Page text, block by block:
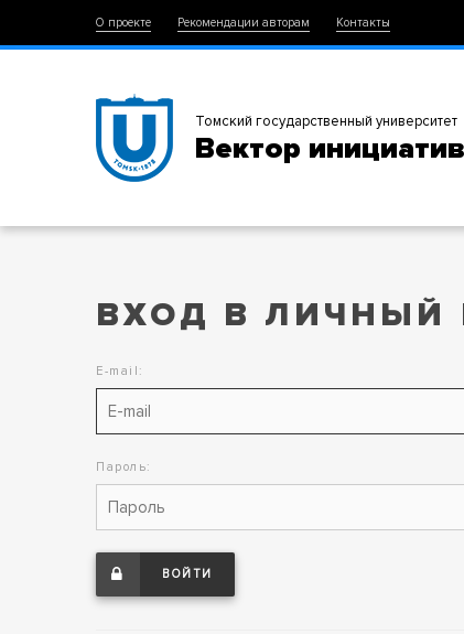
О проекте Рекомендации авторам Контакты
Томский государственный университет
Вектор
ВХОД В ЛИЧНЫЙ
E-mail:
Пароль:
ВОЙТИ